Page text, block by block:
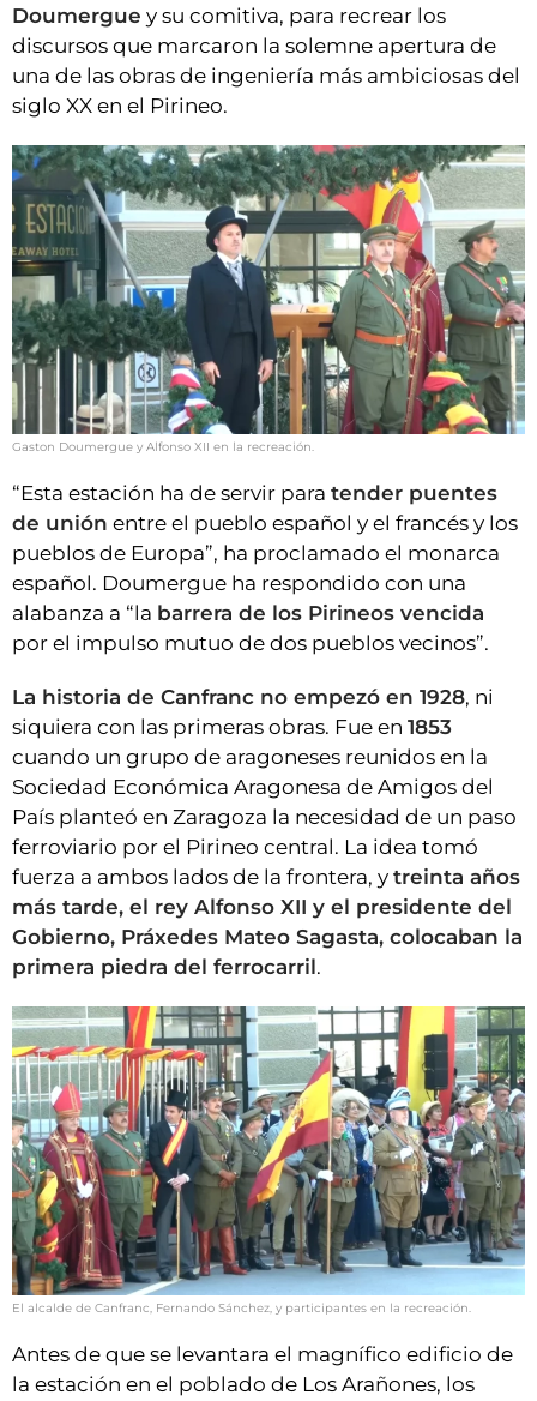
Doumergue y su comitiva, para recrear los
discursos que marcaron la solemne apertura de
una de las obras de ingeniería más ambiciosas del
siglo XX en el Pirineo.
Gaston Doumergue y Alfonso XII en la recreación.
“Esta estación ha de servir para tender puentes
de unión entre el pueblo español y el francés y los
pueblos de Europa”, ha proclamado el monarca
español. Doumergue ha respondido con una
alabanza a “la barrera de los Pirineos vencida
por el impulso mutuo de dos pueblos vecinos”.
La historia de Canfranc no empezó en 1928, ni
siquiera con las primeras obras. Fue en 1853
cuando un grupo de aragoneses reunidos en la
Sociedad Económica Aragonesa de Amigos del
País planteó en Zaragoza la necesidad de un paso
ferroviario por el Pirineo central. La idea tomó
fuerza a ambos lados de la frontera, y treinta años
más tarde, el rey Alfonso XII y el presidente del
Gobierno, Práxedes Mateo Sagasta, colocaban la
primera piedra del ferrocarril.
El alcalde de Canfranc, Fernando Sánchez, y participantes en la recreación.
Antes de que se levantara el magnífico edificio de
la estación en el poblado de Los Arañones, los